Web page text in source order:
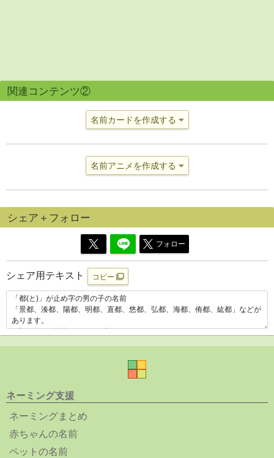
関連コンテンツ②
名前カードを作成する
名前アニメを作成する
シェア＋フォロー
フォロー
シェア用テキスト コピー
ネーミング支援
ネーミングまとめ
赤ちゃんの名前
ペットの名前